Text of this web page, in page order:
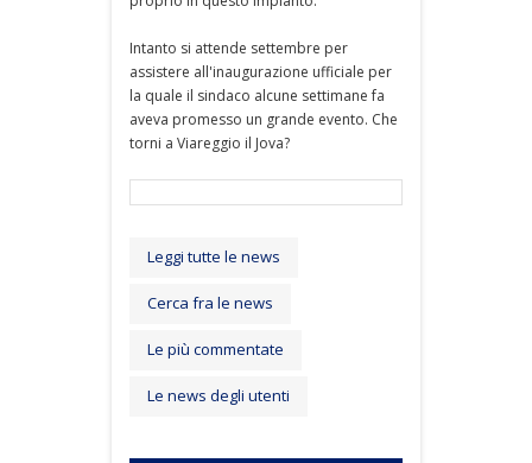
Intanto si attende settembre per
assistere all'inaugurazione ufficiale per
la quale il sindaco alcune settimane fa
aveva promesso un grande evento. Che
torni a Viareggio il Jova?
Leggi tutte le news
Cerca fra le news
Le più commentate
Le news degli utenti